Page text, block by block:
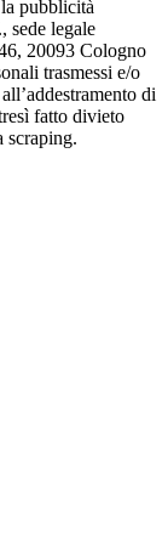
pubblicità
sede legale
20093 Cologno
trasmessi e/o
di
fatto divieto
scraping.